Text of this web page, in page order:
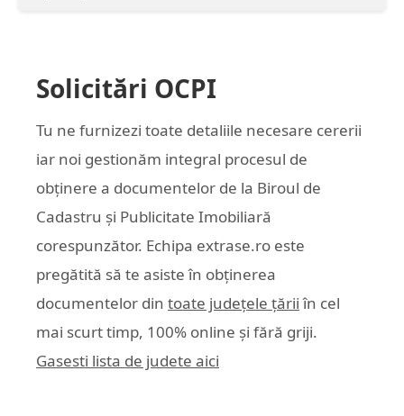
Solicitări OCPI
Tu ne furnizezi toate detaliile necesare cererii
iar noi gestionăm integral procesul de
obținere a documentelor de la Biroul de
Cadastru și Publicitate Imobiliară
corespunzător. Echipa extrase.ro este
pregătită să te asiste în obținerea
documentelor din toate județele țării în cel
mai scurt timp, 100% online și fără griji.
Gasesti lista de judete aici